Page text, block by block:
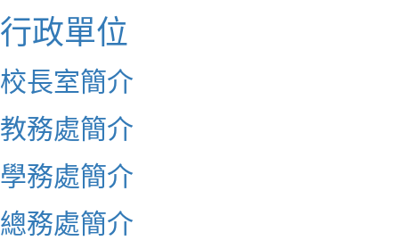
行政單位
校長室簡介
教務處簡介
學務處簡介
總務處簡介